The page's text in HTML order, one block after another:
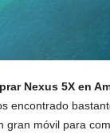
Nexus 5X en
encontrado
gran móvil para